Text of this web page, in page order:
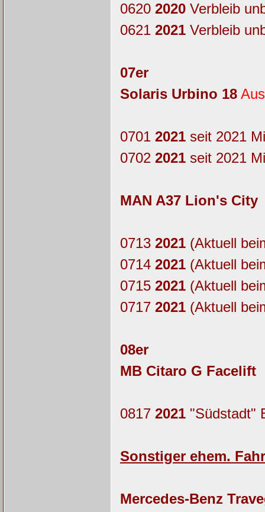
0620 2020Verbleib
0621 2021Verbleib
07er
Solaris Urbino 18
0701 2021seit 2021
0702 2021seit 2021
MAN A37 Lion's City
0713 2021(Aktuell
0714 2021(Aktuell
0715 2021(Aktuell
0717 2021(Aktuell
08er
MB Citaro G Facelift
0817 2021"Südstadt"
Sonstiger ehem.
Mercedes-Benz